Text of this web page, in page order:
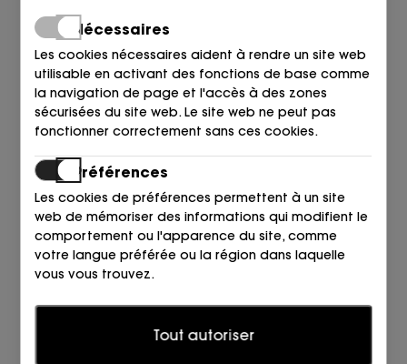
PATRIZIA BONFANTI
SANDALIA GANCHILLO NEGRO
COTTON NERO
RETOURS ET ÉCHANGES
MAGASINS
CONDITIONS GÉNÉRALES
Nécessaires
Les cookies nécessaires aident à rendre un site web
utilisable en activant des fonctions de base comme
la navigation de page et l'accès à des zones
sécurisées du site web. Le site web ne peut pas
fonctionner correctement sans ces cookies.
Préférences
Les cookies de préférences permettent à un site
web de mémoriser des informations qui modifient le
comportement ou l'apparence du site, comme
votre langue préférée ou la région dans laquelle
vous vous trouvez.
Les cookies statistiques aident les propriétaires de
Tout autoriser